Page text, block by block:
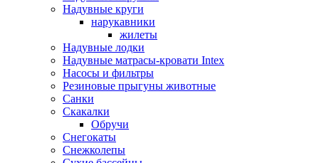
Надувные круги
нарукавники
жилеты
Надувные лодки
Надувные матрасы-кровати Intex
Насосы и фильтры
Резиновые прыгуны животные
Санки
Скакалки
Обручи
Снегокаты
Снежколепы